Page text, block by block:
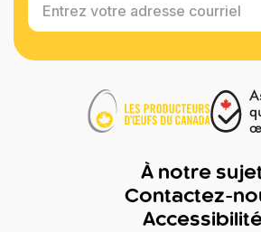
Entrez votre adresse courriel
À notre
Contactez-